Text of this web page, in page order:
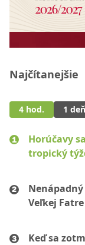
Najčítanejšie
4 hod. 1 deň
Horúčavy
tropický
Veľkej Fatre
Keď sa